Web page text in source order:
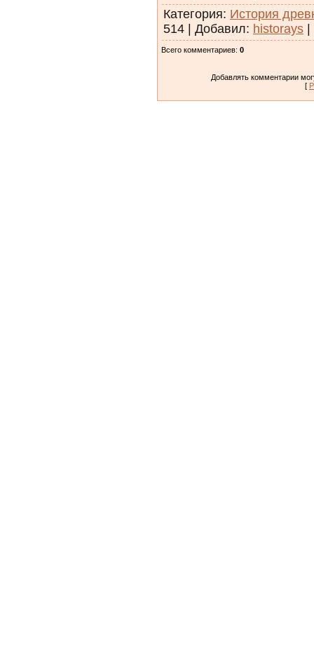
Категория: История
514 | Добавил: historays |
Всего комментариев: 0
Добавлять комментарии
[